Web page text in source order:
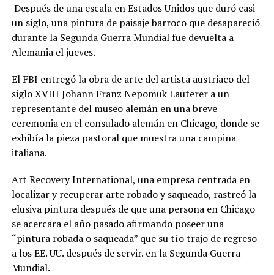
Después de una escala en Estados Unidos que duró casi
un siglo, una pintura de paisaje barroco que desapareció
durante la Segunda Guerra Mundial fue devuelta a
Alemania el jueves.
El FBI entregó la obra de arte del artista austriaco del
siglo XVIII Johann Franz Nepomuk Lauterer a un
representante del museo alemán en una breve
ceremonia en el consulado alemán en Chicago, donde se
exhibía la pieza pastoral que muestra una campiña
italiana.
Art Recovery International, una empresa centrada en
localizar y recuperar arte robado y saqueado, rastreó la
elusiva pintura después de que una persona en Chicago
se acercara el año pasado afirmando poseer una
“pintura robada o saqueada” que su tío trajo de regreso
a los EE. UU. después de servir. en la Segunda Guerra
Mundial.